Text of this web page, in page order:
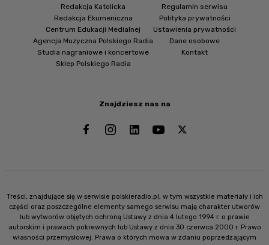
Znajdziesz nas na
Redakcja Katolicka
Redakcja Ekumeniczna
Centrum Edukacji Medialnej
Agencja Muzyczna Polskiego Radia
Studia nagraniowe i koncertowe
Sklep Polskiego Radia
Regulamin serwisu
Polityka prywatności
Ustawienia prywatności
Dane osobowe
Kontakt
Treści, znajdujące się w serwisie polskieradio.pl, w tym wszystkie materiały i ich
części oraz poszczególne elementy samego serwisu mają charakter utworów
lub wytworów objętych ochroną Ustawy z dnia 4 lutego 1994 r. o prawie
autorskim i prawach pokrewnych lub Ustawy z dnia 30 czerwca 2000 r. Prawo
własności przemysłowej. Prawa o których mowa w zdaniu poprzedzającym